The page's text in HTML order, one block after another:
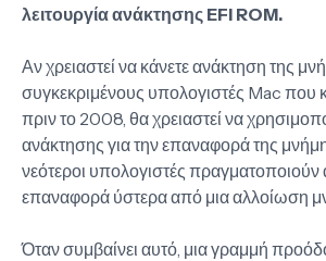
λειτουργία ανάκτησης EFI ROM.
Αν χρειαστεί να κάνετε ανάκτηση της
συγκεκριμένους υπολογιστές Mac που
πριν το 2008, θα χρειαστεί να
ανάκτησης για την επαναφορά της
νεότεροι υπολογιστές πραγματοποιούν
επαναφορά ύστερα από μια αλλοίωση
Όταν συμβαίνει αυτό, μια γραμμή